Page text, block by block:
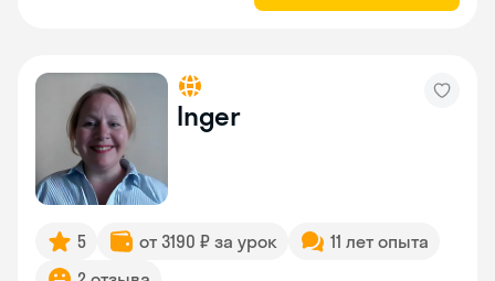
Inger
5 от 3190 ₽ за урок
11 лет опыта